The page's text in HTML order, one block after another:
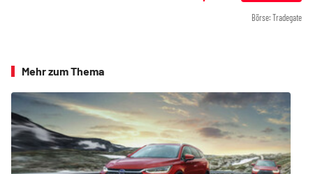
Börse: Tradegate
Mehr zum Thema